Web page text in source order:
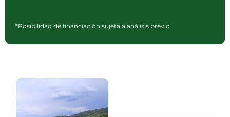
*Posibilidad de financiación sujeta a análisis previo